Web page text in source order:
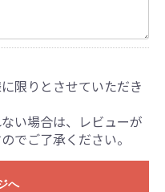
限りとさせていただき
い場合は、レビューが
でご了承ください。
へ